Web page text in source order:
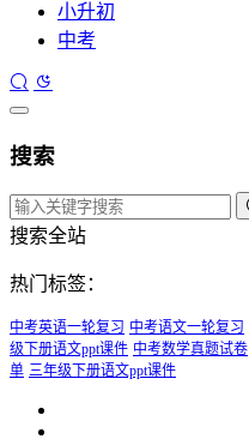
小升初
中考
搜索
搜索全站
热门标签：
中考英语一轮复习 中考语文一轮复习
级下册语文ppt课件 中考数学真题试卷
单 三年级下册语文ppt课件